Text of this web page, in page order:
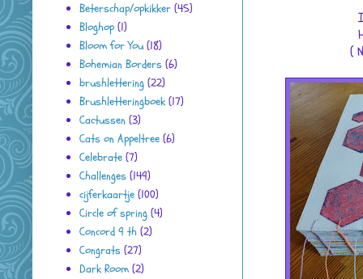
(
Beterschap/opkikker (45)
Bloghop (1)
Bloom for You (18)
Bohemian Borders (6)
brushlettering (22)
Brushletteringboek (17)
Cactussen (3)
Cats on Appeltree (6)
Celebrate (7)
Challenges (149)
cijferkaartje (100)
Circle of spring (4)
Concord 9 th (2)
Congrats (27)
Dark Room (2)